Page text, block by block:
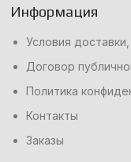
Информация
Условия
Договор
Политика
Контакты
Заказы